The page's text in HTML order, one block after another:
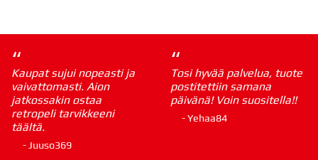
“
Kaupat sujui nopeasti ja
vaivattomasti. Aion
jatkossakin ostaa
retropeli tarvikkeeni
täältä.
- Juuso369
“
Tosi hyvää palvelua, tuote
postitettiin samana
päivänä! Voin suositella!!
- Yehaa84